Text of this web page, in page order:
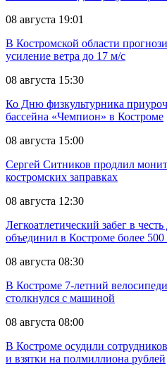
08 августа 19:01
В Костромской области
усиление ветра до 17 м/с
08 августа 15:30
Ко Дню физкультурника
бассейна «Чемпион» в Костроме
08 августа 15:00
Сергей Ситников продлил
костромских заправках
08 августа 12:30
Легкоатлетический забег в
объединил в Костроме более 500
08 августа 08:30
В Костроме 7-летний
столкнулся с машиной
08 августа 08:00
В Костроме осудили
и взятки на полмиллиона рублей